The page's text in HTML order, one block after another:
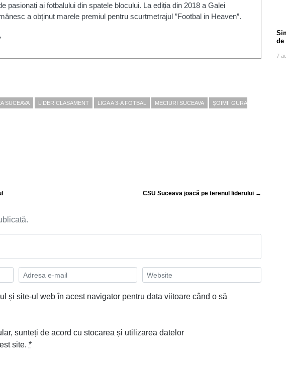
pasionați ai fotbalului din spatele blocului. La ediția din 2018 a Galei
a obținut marele premiul pentru scurtmetrajul ”Footbal in Heaven”.
SUCEAVA LIDER CLASAMENT LIGA A 3-A FOTBAL MECIURI SUCEAVA ȘOIMII GURA
CSU Suceava joacă pe terenul liderului →
și site-ul web în acest navigator pentru data viitoare când o să
sunteți de acord cu stocarea și utilizarea datelor
site. *
de
7